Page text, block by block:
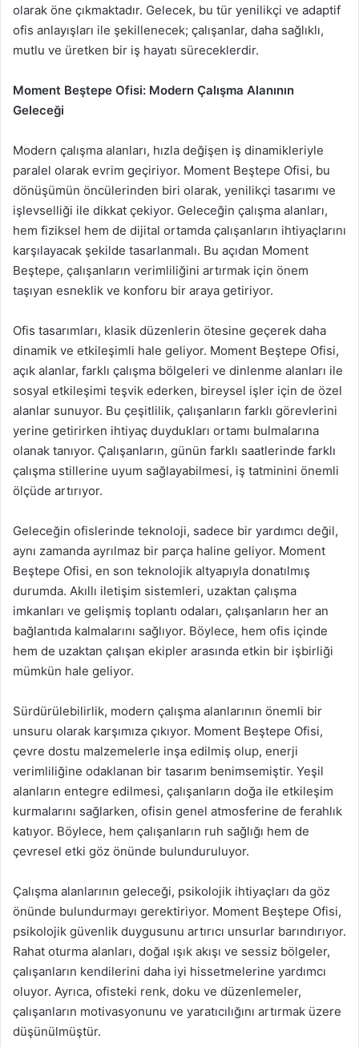
olarak öne çıkmaktadır. Gelecek, bu tür yenilikçi ve adaptif
ofis anlayışları ile şekillenecek; çalışanlar, daha sağlıklı,
mutlu ve üretken bir iş hayatı süreceklerdir.
Moment Beştepe Ofisi: Modern Çalışma Alanının
Geleceği
Modern çalışma alanları, hızla değişen iş dinamikleriyle
paralel olarak evrim geçiriyor. Moment Beştepe Ofisi, bu
dönüşümün öncülerinden biri olarak, yenilikçi tasarımı ve
işlevselliği ile dikkat çekiyor. Geleceğin çalışma alanları,
hem fiziksel hem de dijital ortamda çalışanların ihtiyaçlarını
karşılayacak şekilde tasarlanmalı. Bu açıdan Moment
Beştepe, çalışanların verimliliğini artırmak için önem
taşıyan esneklik ve konforu bir araya getiriyor.
Ofis tasarımları, klasik düzenlerin ötesine geçerek daha
dinamik ve etkileşimli hale geliyor. Moment Beştepe Ofisi,
açık alanlar, farklı çalışma bölgeleri ve dinlenme alanları ile
sosyal etkileşimi teşvik ederken, bireysel işler için de özel
alanlar sunuyor. Bu çeşitlilik, çalışanların farklı görevlerini
yerine getirirken ihtiyaç duydukları ortamı bulmalarına
olanak tanıyor. Çalışanların, günün farklı saatlerinde farklı
çalışma stillerine uyum sağlayabilmesi, iş tatminini önemli
ölçüde artırıyor.
Geleceğin ofislerinde teknoloji, sadece bir yardımcı değil,
aynı zamanda ayrılmaz bir parça haline geliyor. Moment
Beştepe Ofisi, en son teknolojik altyapıyla donatılmış
durumda. Akıllı iletişim sistemleri, uzaktan çalışma
imkanları ve gelişmiş toplantı odaları, çalışanların her an
bağlantıda kalmalarını sağlıyor. Böylece, hem ofis içinde
hem de uzaktan çalışan ekipler arasında etkin bir işbirliği
mümkün hale geliyor.
Sürdürülebilirlik, modern çalışma alanlarının önemli bir
unsuru olarak karşımıza çıkıyor. Moment Beştepe Ofisi,
çevre dostu malzemelerle inşa edilmiş olup, enerji
verimliliğine odaklanan bir tasarım benimsemiştir. Yeşil
alanların entegre edilmesi, çalışanların doğa ile etkileşim
kurmalarını sağlarken, ofisin genel atmosferine de ferahlık
katıyor. Böylece, hem çalışanların ruh sağlığı hem de
çevresel etki göz önünde bulunduruluyor.
Çalışma alanlarının geleceği, psikolojik ihtiyaçları da göz
önünde bulundurmayı gerektiriyor. Moment Beştepe Ofisi,
psikolojik güvenlik duygusunu artırıcı unsurlar barındırıyor.
Rahat oturma alanları, doğal ışık akışı ve sessiz bölgeler,
çalışanların kendilerini daha iyi hissetmelerine yardımcı
oluyor. Ayrıca, ofisteki renk, doku ve düzenlemeler,
çalışanların motivasyonunu ve yaratıcılığını artırmak üzere
düşünülmüştür.